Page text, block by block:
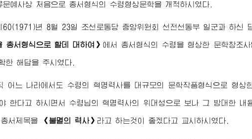
문예사상 처음으로 총서형식의 수령 형상문학을 개척하시였다.
60(1971)년 8월 23일 조선로동당 중앙위원회 선전선동부 일군과 하신
총서형식으로 할데 대하여》 에서 총서형식의 수령을 형상한 문학창조
한 해답을 주시였다.
어느 나라에서도 수령의 혁명력사를 대규모의 문학작품형식으로 형상
한다고 하시면서 수령님 의 혁명력사의 위대성으로 보나 그 방대한 내
서제목을 《불멸의 력사》 라고 하는것이 좋겠다고 교시하시였다.